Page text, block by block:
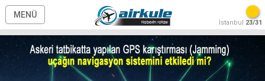
MENÜ
İstanbul 23/31